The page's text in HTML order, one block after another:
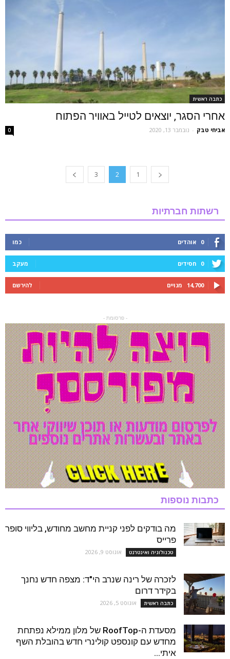
כתבה ראשית
אחרי הסגר, יוצאים לטייל באוויר הפתוח
אביחי טבק - נובמבר 13, 2020 0
1
2
3
רשתות חברתיות
0 אוהדים כמו
0 חסידים מעקב
14,700 מנויים להירשם
- פרסומת -
כתבות נוספות
מה בודקים לפני קניית מחשב מחודש, בליווי סופר
פרייס
טכנולוגיה ואינטרנט אוגוסט 9, 2026
לזכרה של רינה שנרב הי"ד: מצפה חדש נחנך
בקידר דרום
כתבה ראשית אוגוסט 5, 2026
מסעדת ה-RoofTop של מלון ממילא נפתחת
מחדש עם קונספט קולינרי חדש בהובלת השף
איתי...